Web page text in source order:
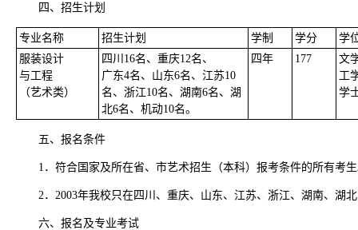
四、招生计划
专业名称 招生计划 学制 学分
学
服装设计
与工程
（艺术类）
四川16名、重庆12名、
广东4名、山东6名、江苏10
名、浙江10名、湖南6名、湖
北6名、机动10名。
四年 177
文
工
学
五、报名条件
1．符合国家及所在省、市艺术招生（本科）报考条件的所有考
2．2003年我校只在四川、重庆、山东、江苏、浙江、湖南、湖
六、报名及专业考试